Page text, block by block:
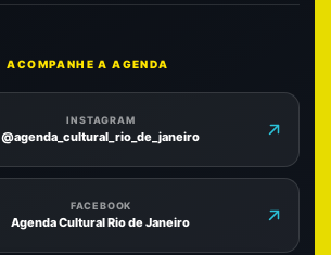
ACOMPANHE A AGENDA
INSTAGRAM
@agenda_cultural_rio_de_janeiro
FACEBOOK
Agenda Cultural Rio de Janeiro